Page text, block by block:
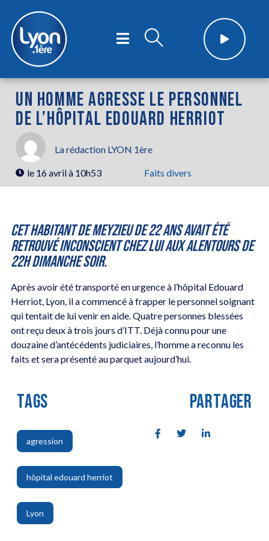
UN HOMME AGRESSE LE PERSONNEL
DE L’HÔPITAL EDOUARD HERRIOT
La rédaction LYON 1ère
le 16 avril à 10h53 Faits divers
Cet habitant de Meyzieu de 22 ans avait été
retrouvé inconscient chez lui aux alentours de
22h dimanche soir.
Après avoir été transporté en urgence à l’hôpital Edouard
Herriot, Lyon, il a commencé à frapper le personnel soignant
qui tentait de lui venir en aide. Quatre personnes blessées
ont reçu deux à trois jours d’ITT. Déjà connu pour une
douzaine d’antécédents judiciaires, l’homme a reconnu les
faits et sera présenté au parquet aujourd’hui.
TAGS
agression
,
hôpital edouard herriot
,
Lyon
PARTAGER